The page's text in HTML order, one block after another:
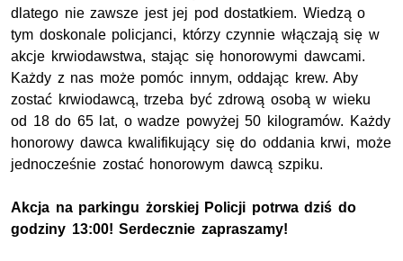
dlatego nie zawsze jest jej pod dostatkiem. Wiedzą o
tym doskonale policjanci, którzy czynnie włączają się w
akcje krwiodawstwa, stając się honorowymi dawcami.
Każdy z nas może pomóc innym, oddając krew. Aby
zostać krwiodawcą, trzeba być zdrową osobą w wieku
od 18 do 65 lat, o wadze powyżej 50 kilogramów. Każdy
honorowy dawca kwalifikujący się do oddania krwi, może
jednocześnie zostać honorowym dawcą szpiku.
Akcja na parkingu żorskiej Policji potrwa dziś do
godziny 13:00! Serdecznie zapraszamy!